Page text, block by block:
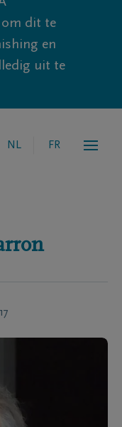
om dit te
en
uit te
NL FR